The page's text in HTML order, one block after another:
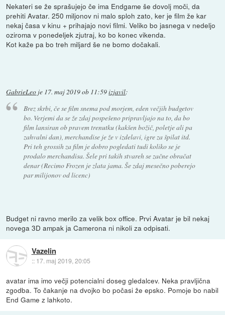
Nekateri se že sprašujejo če ima Endgame še dovolj moči, da
prehiti Avatar. 250 miljonov ni malo sploh zato, ker je film že kar
nekaj časa v kinu + prihajajo novi filmi. Veliko bo jasnega v nedeljo
oziroma v ponedeljek zjutraj, ko bo konec vikenda.
Kot kaže pa bo treh miljard še ne bomo dočakali.
GabrieLeo je 17. maj 2019 ob 11:59izjavil:
Brez skrbi, če se film snema pod morjem, eden večjih budgetov
bo. Verjemi da se že zdaj pospešeno pripravljajo na to, da bo
film lansiran ob pravem trenutku (kakšen božič, poletje ali pa
zahvalni dan), merchandise je že v izdelavi, igre za špilat itd.
Pri teh grossih za film je dobro pogledati tudi koliko se je
prodalo merchandisa. Šele pri takih stvareh se začne obračat
denar (Recimo Frozen je zlata jama. Še zdaj mesečno poberejo
par milijonov od licenc)
Budget ni ravno merilo za velik box office. Prvi Avatar je bil nekaj
novega 3D ampak ja Camerona ni nikoli za odpisati.
Vazelin
:: 17. maj 2019, 20:05
avatar ima imo večji potencialni doseg gledalcev. Neka pravljična
zgodba. To čakanje na dvojko bo počasi že epsko. Pomoje bo nabil
End Game z lahkoto.